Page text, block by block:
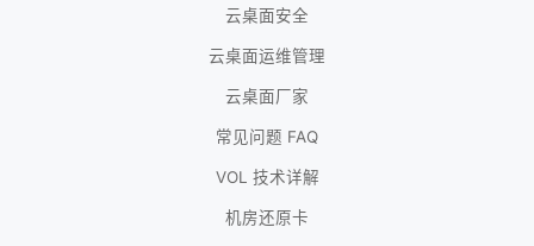
云桌面安全
云桌面运维管理
云桌面厂家
常见问题 FAQ
VOL 技术详解
机房还原卡